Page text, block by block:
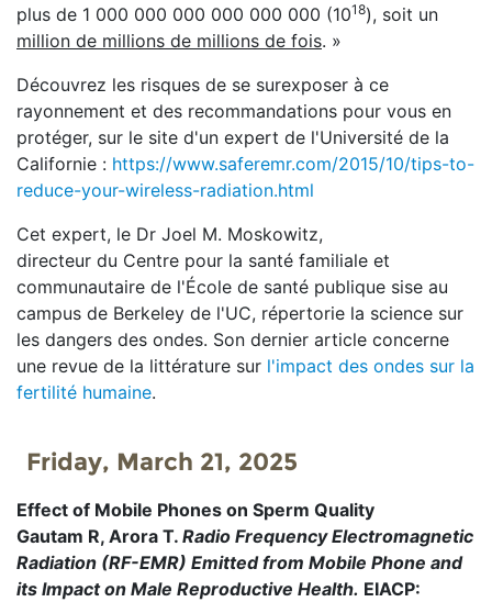
plus de 1 000 000 000 000 000 000 (1018), soit un
million de millions de millions de fois. »
Découvrez les risques de se surexposer à ce
rayonnement et des recommandations pour vous en
protéger, sur le site d'un expert de l'Université de la
Californie : https://www.saferemr.com/2015/10/tips-to-
reduce-your-wireless-radiation.html
Cet expert, le Dr Joel M. Moskowitz,
directeur du Centre pour la santé familiale et
communautaire de l'École de santé publique sise au
campus de Berkeley de l'UC, répertorie la science sur
les dangers des ondes. Son dernier article concerne
une revue de la littérature sur l'impact des ondes sur la
fertilité humaine.
Friday, March 21, 2025
Effect of Mobile Phones on Sperm Quality
Gautam R, Arora T. Radio Frequency Electromagnetic
Radiation (RF-EMR) Emitted from Mobile Phone and
its Impact on Male Reproductive Health. EIACP: